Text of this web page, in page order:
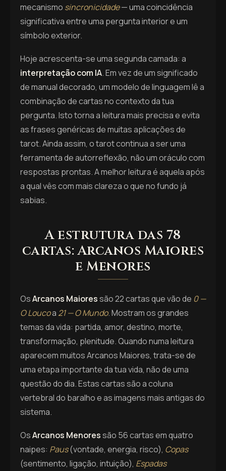
mecanismo sincronicidade— uma coincidência
significativa entre uma pergunta interior e um
símbolo exterior.
Hoje acrescenta-se uma segunda camada: a
interpretação com IA. Em vez de um significado
de manual decorado, um modelo de linguagem lê a
combinação de cartas no contexto da tua
pergunta. Isto torna a leitura mais precisa e evita
as frases genéricas de muitas aplicações de
tarot. Ainda assim, o tarot continua a ser uma
ferramenta de autorreflexão, não um oráculo com
respostas prontas. A melhor leitura é aquela após
a qual vês com mais clareza o que no fundo já
sabias.
A estrutura das 78
cartas: Arcanos Maiores
e Menores
OsArcanos Maioressão 22 cartas que vão de 0 —
O Loucoa 21 — O Mundo. Mostram os grandes
temas da vida: partida, amor, destino, morte,
transformação, plenitude. Quando numa leitura
aparecem muitos Arcanos Maiores, trata-se de
uma etapa importante da tua vida, não de uma
questão do dia. Estas cartas são a coluna
vertebral do baralho e as imagens mais antigas do
sistema.
OsArcanos Menoressão 56 cartas em quatro
naipes: Paus(vontade, energia, risco), Copas
(sentimento, ligação, intuição), Espadas